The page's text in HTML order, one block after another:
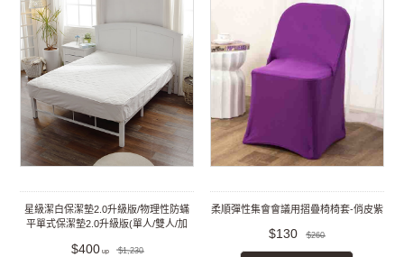
星級潔白保潔墊2.0升級版/物理性防蟎
平單式保潔墊2.0升級版(單人/雙人/加
$400 $1,230
柔順彈性集會會議用摺疊椅椅套-俏皮紫
$130 $260